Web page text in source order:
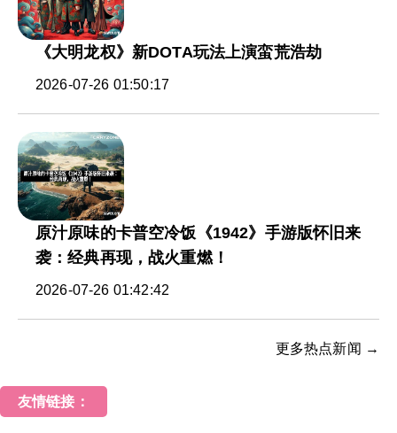
《大明龙权》新DOTA玩法上演蛮荒浩劫
2026-07-26 01:50:17
原汁原味的卡普空冷饭《1942》手游版怀旧来
袭：经典再现，战火重燃！
2026-07-26 01:42:42
更多热点新闻 →
友情链接：